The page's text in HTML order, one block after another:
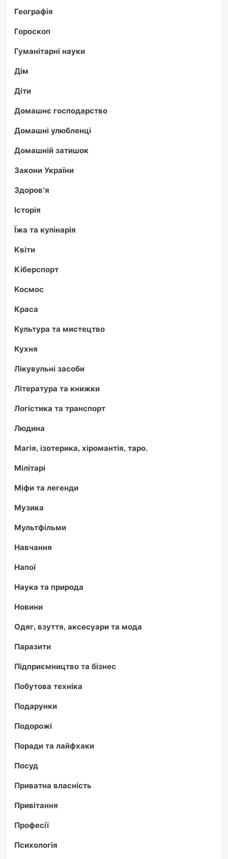
Географія
Гороскоп
Гуманітарні науки
Дім
Діти
Домашнє господарство
Домашні улюбленці
Домашній затишок
Закони України
Здоров'я
Історія
Їжа та кулінарія
Квіти
Кіберспорт
Космос
Краса
Культура та мистецтво
Кухня
Лікувульні засоби
Література та книжки
Логістика та транспорт
Людина
Магія, ізотерика, хіромантія, таро.
Мілітарі
Міфи та легенди
Музика
Мультфільми
Навчання
Напої
Наука та природа
Новини
Одяг, взуття, аксесуари та мода
Паразити
Підприємництво та бізнес
Побутова техніка
Подарунки
Подорожі
Поради та лайфхаки
Посуд
Приватна власність
Привітання
Професії
Психологія